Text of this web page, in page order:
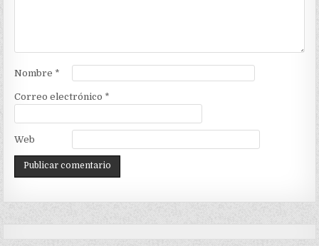
Nombre *
Correo electrónico *
Web